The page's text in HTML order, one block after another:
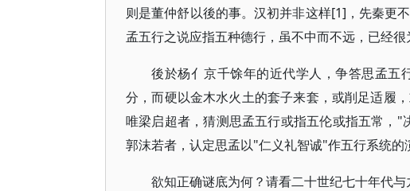
则是董仲舒以後的事。汉初并非这样[1]，先秦更
孟五行之说应指五种德行，虽不中而不远，已经很
後於杨亻京千馀年的近代学人，争答思孟
分，而硬以金木水火土的套子来套，或削足适履
唯梁启超者，猜测思孟五行或指五伦或指五常，"
郭沫若者，认定思孟以"仁义礼智诚"作五行系统的
欲知正确谜底为何？请看二十世纪七十年代与